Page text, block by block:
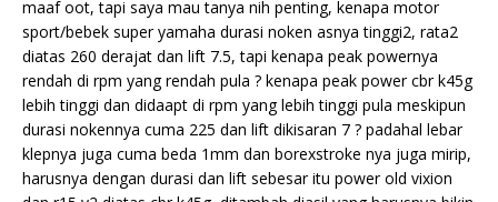
maaf oot, tapi saya mau tanya nih penting, kenapa motor
sport/bebek super yamaha durasi noken asnya tinggi2, rata2
diatas 260 derajat dan lift 7.5, tapi kenapa peak powernya
rendah di rpm yang rendah pula ? kenapa peak power cbr k45g
lebih tinggi dan didaapt di rpm yang lebih tinggi pula meskipun
durasi nokennya cuma 225 dan lift dikisaran 7 ? padahal lebar
klepnya juga cuma beda 1mm dan borexstroke nya juga mirip,
harusnya dengan durasi dan lift sebesar itu power old vixion